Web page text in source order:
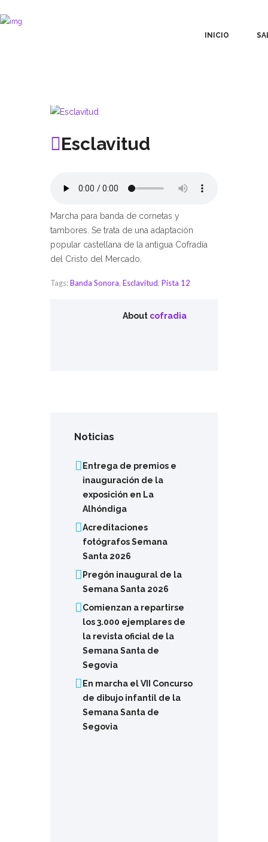
INICIO
Esclavitud
Marcha para banda de cornetas y
tambores. Se trata de una adaptación
popular castellana de la antigua Cofradía
del Cristo del Mercado.
Tags:Banda Sonora, Esclavitud, Pista 12
About cofradia
Noticias
Entrega de premios e
inauguración de la
exposición en La
Alhóndiga
Acreditaciones
fotógrafos Semana
Santa 2026
Pregón inaugural de la
Semana Santa 2026
Comienzan a repartirse
los 3.000 ejemplares de
la revista oficial de la
Semana Santa de
Segovia
En marcha el VII Concurso
de dibujo infantil de la
Semana Santa de
Segovia